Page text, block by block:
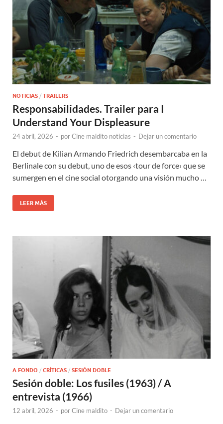
NOTICIAS / TRAILERS
Responsabilidades. Trailer para I
Understand Your Displeasure
24 abril, 2026 - porCine maldito noticias - Dejar un comentario
El debut de Kilian Armando Friedrich desembarcaba en la
Berlinale con su debut, uno de esos ‹tour de force› que se
sumergen en el cine social otorgando una visión mucho …
LEER MÁS
A FONDO / CRÍTICAS / SESIÓN DOBLE
Sesión doble: Los fusiles (1963) / A
entrevista (1966)
12 abril, 2026 - porCine maldito - Dejar un comentario